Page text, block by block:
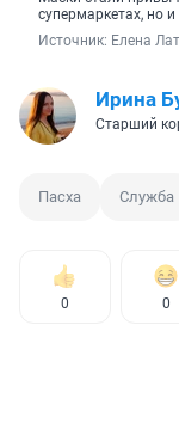
супермаркетах, но и
Источник: Елена
Ирина
Старший
Пасха Служба
0 0